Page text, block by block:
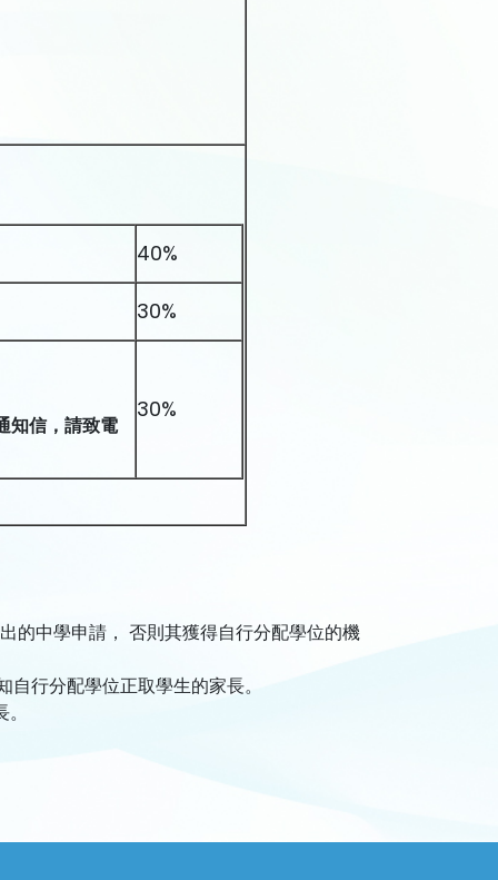
40%
30%
知信，請致電
30%
的中學申請， 否則其獲得自行分配學位的機
行分配學位正取學生的家長。